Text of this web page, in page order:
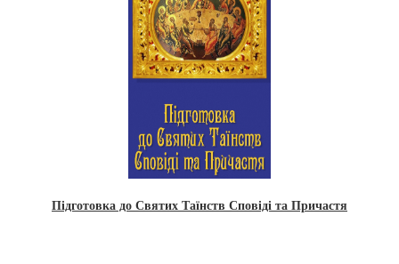
Підготовка до Святих Таїнств Сповіді та Причастя